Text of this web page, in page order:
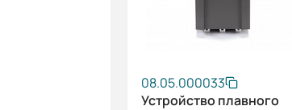
08.05.000033
Устройство плавного